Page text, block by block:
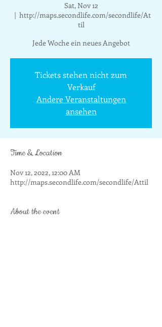
Sat, Nov 12
  |
http://maps.secondlife.com/secondlife/At
til
Jede Woche ein neues Angebot
Tickets stehen nicht zum
Verkauf
Andere Veranstaltungen
ansehen
Time & Location
Nov 12, 2022, 12:00 AM
http://maps.secondlife.com/secondlife/Attil
About the event